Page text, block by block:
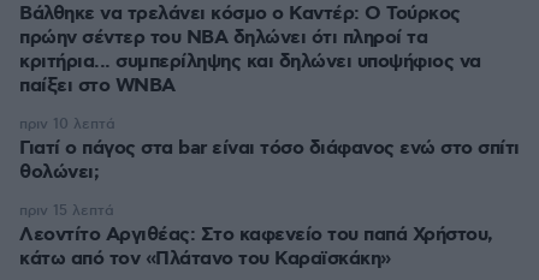
Βάλθηκε να τρελάνει κόσμο ο Καντέρ: Ο Τούρκος
πρώην σέντερ του NBA δηλώνει ότι πληροί τα
κριτήρια... συμπερίληψης και δηλώνει υποψήφιος να
παίξει στο WNBA
Γιατί ο πάγος στα bar είναι τόσο διάφανος ενώ στο σπίτι
θολώνει;
πριν 10 λεπτά
Λεοντίτο Αργιθέας: Στο καφενείο του παπά Χρήστου,
κάτω από τον «Πλάτανο του Καραϊσκάκη»
πριν 15 λεπτά